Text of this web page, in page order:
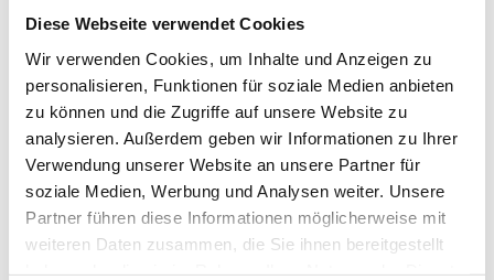
Diese Webseite verwendet Cookies
Wir verwenden Cookies, um Inhalte und Anzeigen zu
personalisieren, Funktionen für soziale Medien anbieten
zu können und die Zugriffe auf unsere Website zu
analysieren. Außerdem geben wir Informationen zu Ihrer
Verwendung unserer Website an unsere Partner für
soziale Medien, Werbung und Analysen weiter. Unsere
Partner führen diese Informationen möglicherweise mit
weiteren Daten zusammen, die Sie ihnen bereitgestellt
« Alle Veranstaltungen
Diese Veranstaltung hat bereits stattgefunden.
Salzpeeling mit Esther
18 Juni, 14:15-14:30
in der Dampfsauna, Anmeldung erforderlich!